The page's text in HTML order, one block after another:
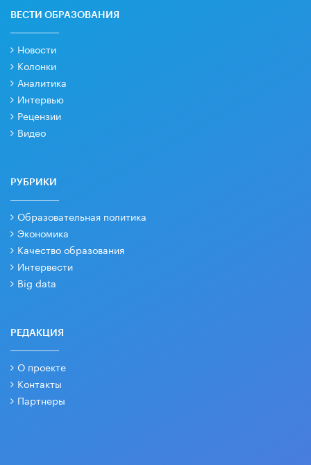
ВЕСТИ ОБРАЗОВАНИЯ
Новости
Колонки
Аналитика
Интервью
Рецензии
Видео
РУБРИКИ
Образовательная политика
Экономика
Качество образования
Интервести
Big data
РЕДАКЦИЯ
О проекте
Контакты
Партнеры